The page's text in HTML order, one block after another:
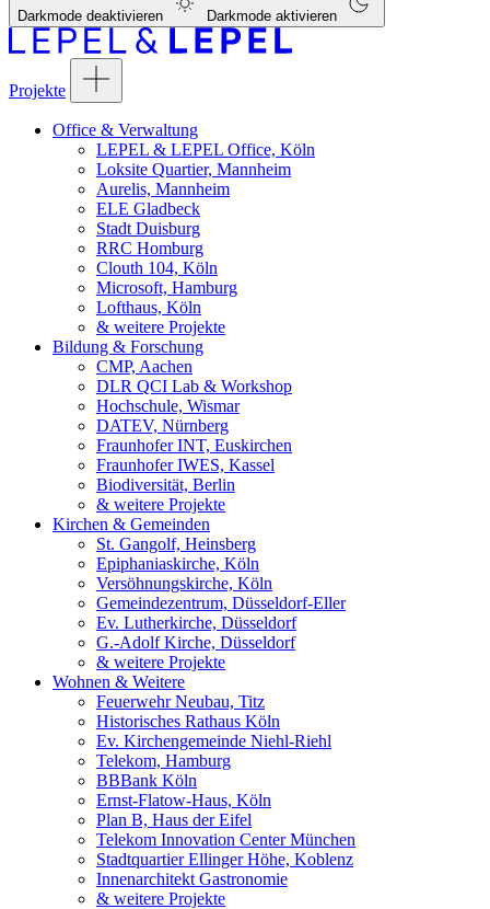
Darkmode deaktivieren Darkmode aktivieren
Projekte
Office & Verwaltung
LEPEL & LEPEL Office, Köln
Loksite Quartier, Mannheim
Aurelis, Mannheim
ELE Gladbeck
Stadt Duisburg
RRC Homburg
Clouth 104, Köln
Microsoft, Hamburg
Lofthaus, Köln
& weitere Projekte
Bildung & Forschung
CMP, Aachen
DLR QCI Lab & Workshop
Hochschule, Wismar
DATEV, Nürnberg
Fraunhofer INT, Euskirchen
Fraunhofer IWES, Kassel
Biodiversität, Berlin
& weitere Projekte
Kirchen & Gemeinden
St. Gangolf, Heinsberg
Epiphaniaskirche, Köln
Versöhnungskirche, Köln
Gemeindezentrum, Düsseldorf-Eller
Ev. Lutherkirche, Düsseldorf
G.-Adolf Kirche, Düsseldorf
& weitere Projekte
Wohnen & Weitere
Feuerwehr Neubau, Titz
Historisches Rathaus Köln
Ev. Kirchengemeinde Niehl-Riehl
Telekom, Hamburg
BBBank Köln
Ernst-Flatow-Haus, Köln
Plan B, Haus der Eifel
Telekom Innovation Center München
Stadtquartier Ellinger Höhe, Koblenz
Innenarchitekt Gastronomie
& weitere Projekte